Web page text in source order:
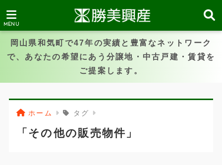
岡山県和気町で47年の実績と豊富なネットワーク
で、あなたの希望にあう分譲地・中古戸建・賃貸を
ご提案します。
ホーム タグ
「その他の販売物件」